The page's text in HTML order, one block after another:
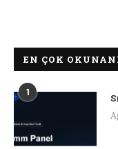
EN ÇOK
1